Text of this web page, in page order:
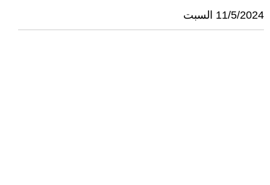
11/5/2024 السبت